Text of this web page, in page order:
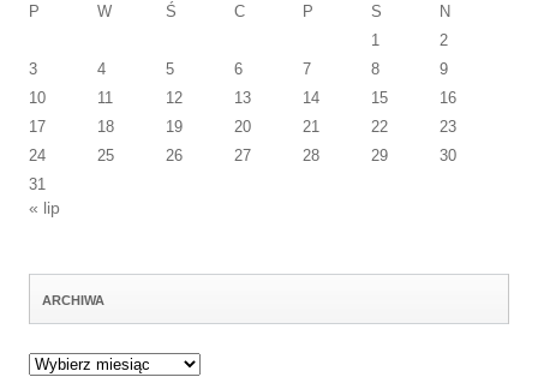
P
W Ś C P S
N
1
2
3
4 5 6 7 8
9
10
11 12 13 14 15
16
17
18 19 20 21 22
23
24
25 26 27 28 29
30
31
« lip
ARCHIWA
Archiwa